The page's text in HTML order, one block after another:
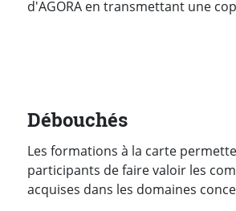
d'AGORA en transmettant une
Débouchés
Les formations à la carte
participants de faire valoir les
acquises dans les domaines